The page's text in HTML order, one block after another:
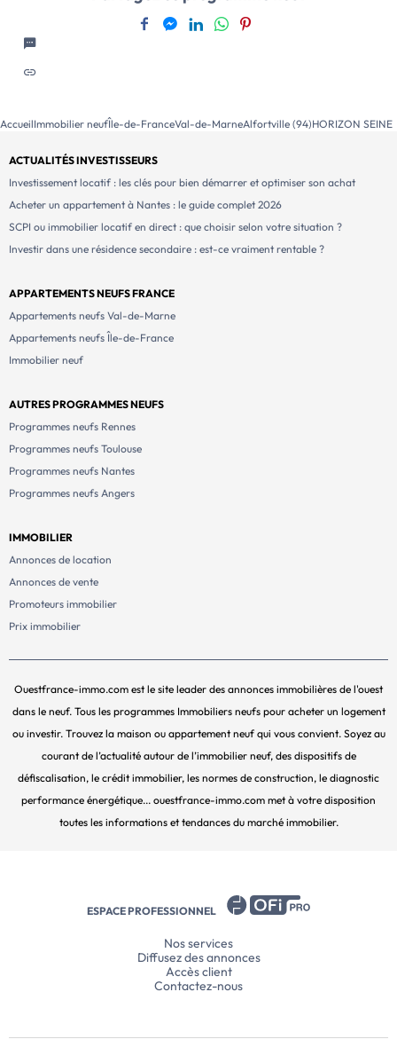
immobilier neuf >>
AccueilImmobilier neufÎle-de-FranceVal-de-MarneAlfortville (94)HORIZON SEINE
ACTUALITÉS INVESTISSEURS
Investissement locatif : les clés pour bien démarrer et optimiser son achat
Acheter un appartement à Nantes : le guide complet 2026
SCPI ou immobilier locatif en direct : que choisir selon votre situation ?
Investir dans une résidence secondaire : est-ce vraiment rentable ?
APPARTEMENTS NEUFS FRANCE
Appartements neufs Val-de-Marne
Appartements neufs Île-de-France
Immobilier neuf
AUTRES PROGRAMMES NEUFS
Programmes neufs Rennes
Programmes neufs Toulouse
Programmes neufs Nantes
Programmes neufs Angers
IMMOBILIER
Annonces de location
Annonces de vente
Promoteurs immobilier
Prix immobilier
Ouestfrance-immo.com est le site leader des annonces immobilières de l'ouest
dans le neuf. Tous les programmes Immobiliers neufs pour acheter un logement
ou investir. Trouvez la maison ou appartement neuf qui vous convient. Soyez au
courant de l’actualité autour de l’immobilier neuf, des dispositifs de
défiscalisation, le crédit immobilier, les normes de construction, le diagnostic
performance énergétique... ouestfrance-immo.com met à votre disposition
toutes les informations et tendances du marché immobilier.
ESPACE PROFESSIONNEL
Nos services
Diffusez des annonces
Accès client
Contactez-nous